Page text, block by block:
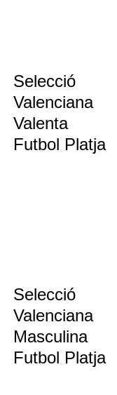
Selecció
Valenciana
Valenta
Futbol Platja
Selecció
Valenciana
Masculina
Futbol Platja